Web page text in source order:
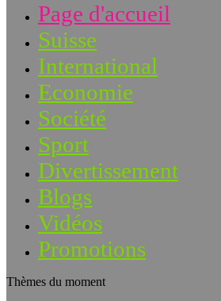
Page d'accueil
Suisse
International
Economie
Société
Sport
Divertissement
Blogs
Vidéos
Promotions
Thèmes du moment